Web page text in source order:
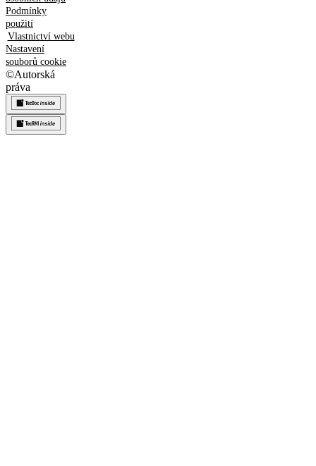
Podmínky
použití
Vlastnictví webu
Nastavení
souborů cookie
©Autorská
práva